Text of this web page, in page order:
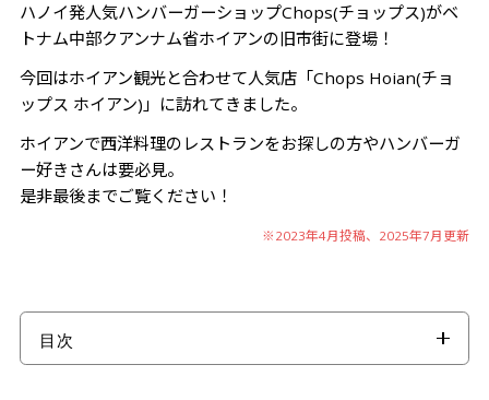
ハノイ発人気ハンバーガーショップChops(チョップス)がベ
トナム中部クアンナム省ホイアンの旧市街に登場！
今回はホイアン観光と合わせて人気店「Chops Hoian(チョ
ップス ホイアン)」に訪れてきました。
ホイアンで西洋料理のレストランをお探しの方やハンバーガ
ー好きさんは要必見。
是非最後までご覧ください！
※2023年4月投稿、2025年7月更新
目次